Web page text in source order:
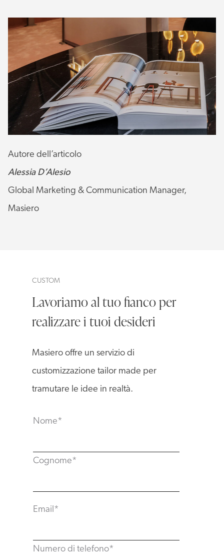
Autore dell’articolo
Alessia D’Alesio
Global Marketing & Communication Manager,
Masiero
CUSTOM
Lavoriamo al tuo fianco per
realizzare i tuoi desideri
Masiero offre un servizio di
customizzazione tailor made per
tramutare le idee in realtà.
Nome*
Cognome*
Email*
Numero di telefono*